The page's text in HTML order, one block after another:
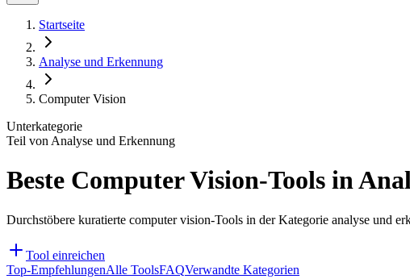
Startseite
Analyse und Erkennung
Computer Vision
Unterkategorie
Teil von Analyse und Erkennung
Beste Computer Vision-Tools in
Durchstöbere kuratierte computer vision-Tools in der Kategorie analyse und
Tool einreichen
Top-EmpfehlungenAlle ToolsFAQVerwandte Kategorien